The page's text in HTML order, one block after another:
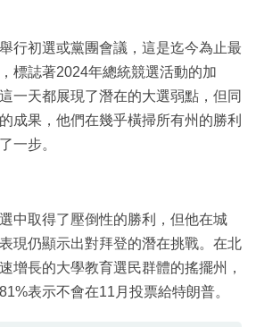
行初選或黨團會議，這是迄今為止最
標誌著2024年總統競選活動的加
一天都展現了潛在的大選弱點，但同
成果，他們在幾乎橫掃所有州的勝利
一步。
中取得了壓倒性的勝利，但他在城
現仍顯示出對拜登的潛在挑戰。在北
增長的大學教育選民群體的搖擺州，
表示不會在11月投票給特朗普。